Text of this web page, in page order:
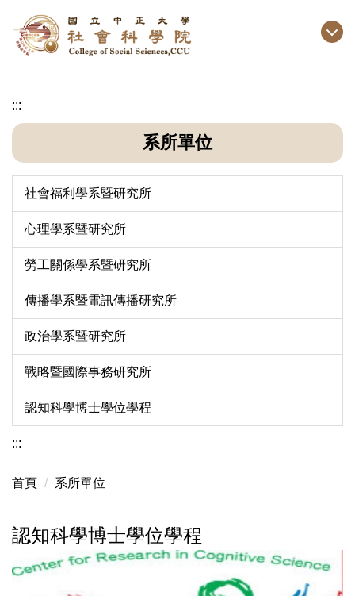
到
主
容
區
:::
系所單位
社會福利學系暨研究所
心理學系暨研究所
勞工關係學系暨研究所
傳播學系暨電訊傳播研究所
政治學系暨研究所
戰略暨國際事務研究所
認知科學博士學位學程
:::
首頁 系所單位
認知科學博士學位學程